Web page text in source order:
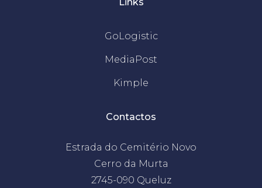
GoLogistic
MediaPost
Kimple
Contactos
Estrada do Cemitério Novo
Cerro da Murta
2745-090 Queluz